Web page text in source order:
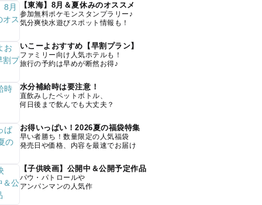
【東海】8月＆夏休みのオススメ
参加無料ポケモンスタンプラリー♪
気分爽快水遊びスポット情報も！
いこーよおすすめ【早割プラン】
ファミリー向け人気ホテルも！
旅行の予約は早めが断然お得♪
水分補給時は要注意！
直飲みしたペットボトル、
何日後まで飲んでも大丈夫？
お得いっぱい！2026夏の福袋特集
早い者勝ち！数量限定の人気福袋
発売日や価格、内容を最速でお届け
【子供映画】公開中＆公開予定作品
パウ・パトロールや
アンパンマンの人気作